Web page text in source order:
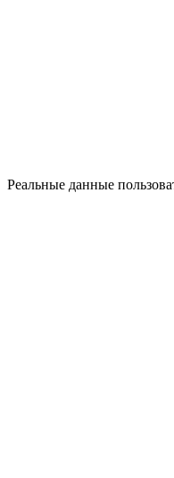
Реальные данные